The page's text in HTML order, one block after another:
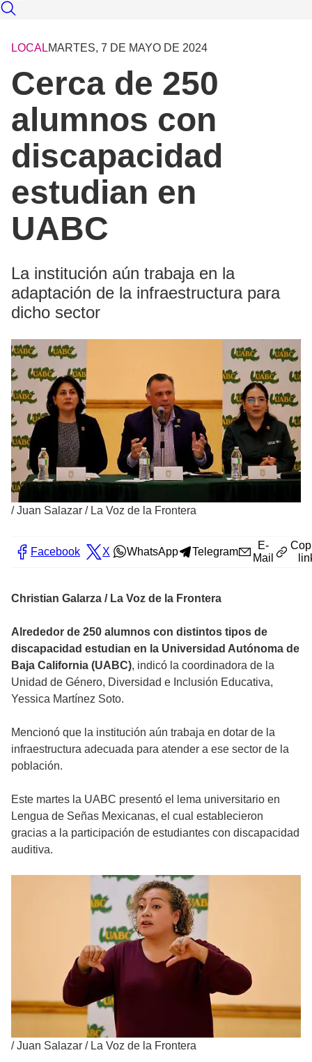
LOCALMARTES, 7 DE MAYO DE 2024
Cerca de 250
alumnos con
discapacidad
estudian en
UABC
La institución aún trabaja en la
adaptación de la infraestructura para
dicho sector
/Juan Salazar / La Voz de la Frontera
Facebook X WhatsApp Telegram
E-
Mail
Christian Galarza / La Voz de la Frontera
Alrededor de 250 alumnos con distintos tipos de
discapacidad estudian en la Universidad Autónoma de
Baja California (UABC), indicó la coordinadora de la
Unidad de Género, Diversidad e Inclusión Educativa,
Yessica Martínez Soto.
Mencionó que la institución aún trabaja en dotar de la
infraestructura adecuada para atender a ese sector de la
población.
Este martes la UABC presentó el lema universitario en
Lengua de Señas Mexicanas, el cual establecieron
gracias a la participación de estudiantes con discapacidad
auditiva.
/ Juan Salazar / La Voz de la Frontera